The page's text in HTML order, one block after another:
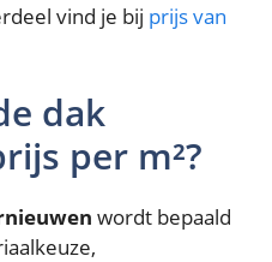
vind je bij prijs van
dak
per m²?
wordt bepaald